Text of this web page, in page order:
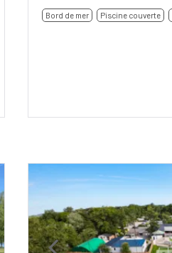
Bord de mer Piscine couverte